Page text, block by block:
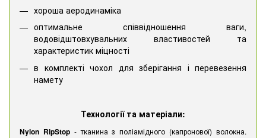
хороша аеродинаміка
оптимальне співвідношення ваги,
водовідштовхувальних властивостей та
характеристик міцності
в комплекті чохол для зберігання і перевезення
намету
Технології та матеріали:
Nylon RipStop- тканина з поліамідного (капронової) волокна.